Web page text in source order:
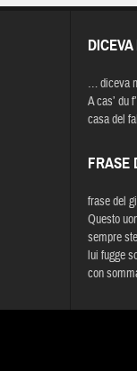
… diceva
A cas’ du
casa del
FRASE
frase del
Questo
sempre
lui fugge
con